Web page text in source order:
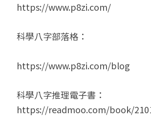
https://www.p8zi.com/
科學八字部落格：
https://www.p8zi.com/blog
科學八字推理電子書：
https://readmoo.com/book/